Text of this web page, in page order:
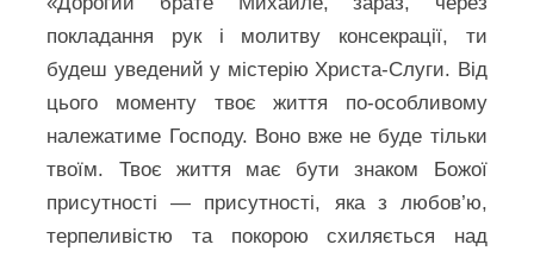
покладання рук і молитву консекрації, ти
будеш уведений у містерію Христа-Слуги. Від
цього моменту твоє життя по-особливому
належатиме Господу. Воно вже не буде тільки
твоїм. Твоє життя має бути знаком Божої
присутності — присутності, яка з любов’ю,
терпеливістю та покорою схиляється над